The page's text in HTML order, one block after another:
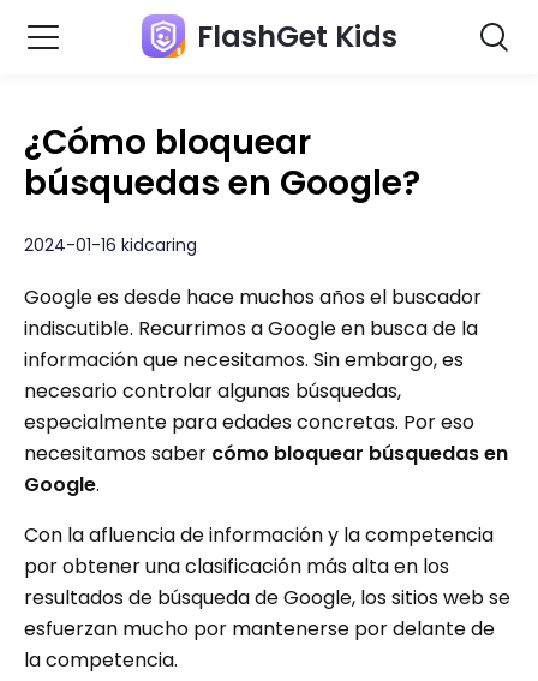
FlashGet Kids
¿Cómo bloquear
búsquedas en Google?
2024-01-16 kidcaring
Google es desde hace muchos años el buscador
indiscutible. Recurrimos a Google en busca de la
información que necesitamos. Sin embargo, es
necesario controlar algunas búsquedas,
especialmente para edades concretas. Por eso
necesitamos saber cómo bloquear búsquedas en
Google.
Con la afluencia de información y la competencia
por obtener una clasificación más alta en los
resultados de búsqueda de Google, los sitios web se
esfuerzan mucho por mantenerse por delante de
la competencia.